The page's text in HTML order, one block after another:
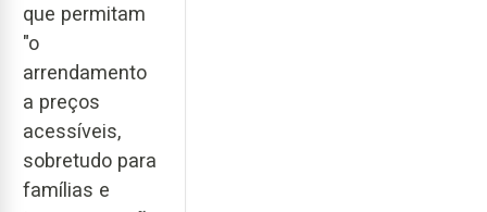
que permitam
"o
arrendamento
a preços
acessíveis,
sobretudo para
famílias e